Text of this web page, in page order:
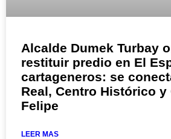
Alcalde Dumek Turbay
restituir predio en El
cartageneros: se
Real, Centro Histórico y
Felipe
LEER MAS